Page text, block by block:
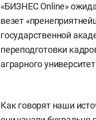
«БИЗНЕС Online»
везет
государственной
переподготовки
аграрного
Как говорят наши